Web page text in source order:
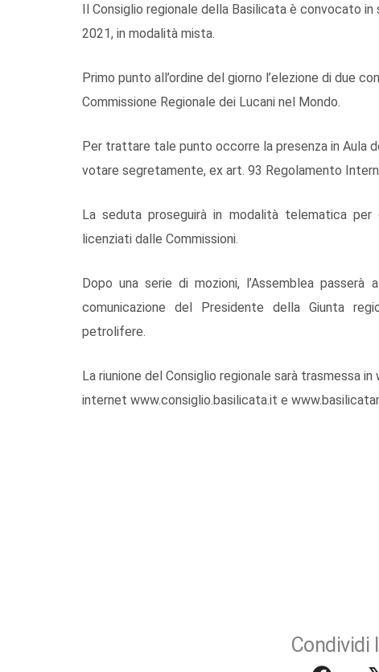
Il Consiglio regionale della Basilicata è convocato
2021, in modalità mista.
Primo punto all’ordine del giorno l’elezione di due
Commissione Regionale dei Lucani nel Mondo.
Per trattare tale punto occorre la presenza in Aula
votare segretamente, ex art. 93 Regolamento
La seduta proseguirà in modalità telematica
licenziati dalle Commissioni.
Dopo una serie di mozioni, l’Assemblea
comunicazione del Presidente della Giunta
petrolifere.
La riunione del Consiglio regionale sarà trasmessa
internet www.consiglio.basilicata.it e
Condividi